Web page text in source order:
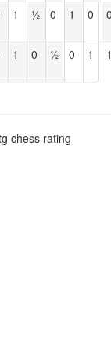
1 ½ 0 1 0
1 0 ½ 0 1
chess rating